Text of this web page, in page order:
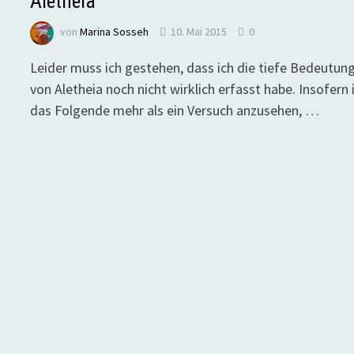
vonMarina Sosseh 10. Mai 2015 0
Leider muss ich gestehen, dass ich die tiefe Bedeutung
von Aletheia noch nicht wirklich erfasst habe. Insofern
das Folgende mehr als ein Versuch anzusehen, …